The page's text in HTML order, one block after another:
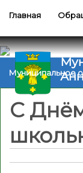
Главная
Муниципальное
С